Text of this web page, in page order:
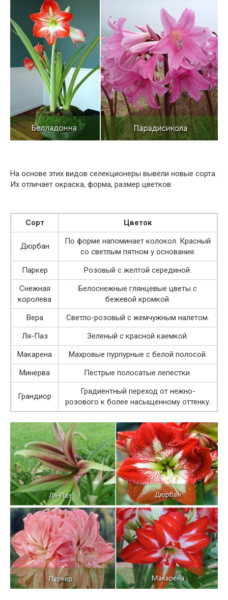
На основе этих видов селекционеры вывели новые сорта.
Их отличает окраска, форма, размер цветков:
Сорт Цветок
Дюрбан
По форме напоминает колокол. Красный
со светлым пятном у основания.
Паркер
Розовый с желтой серединой.
Снежная
королева
Белоснежные глянцевые цветы с
бежевой кромкой.
Вера
Светло-розовый с жемчужным налетом.
Ля-Паз
Зеленый с красной каемкой.
Макарена
Махровые пурпурные с белой полосой.
Минерва
Пестрые полосатые лепестки.
Грандиор
Градиентный переход от нежно-
розового к более насыщенному оттенку.